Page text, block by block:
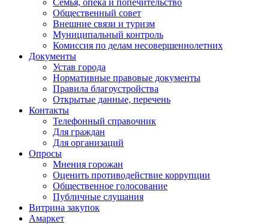
Семья, опека и попечительство
Общественный совет
Внешние связи и туризм
Муниципальный контроль
Комиссия по делам несовершеннолетних
Документы
Устав города
Нормативные правовые документы
Правила благоустройства
Открытые данные, перечень
Контакты
Телефонный справочник
Для граждан
Для организаций
Опросы
Мнения горожан
Оценить противодействие коррупции
Общественное голосование
Публичные слушания
Витрина закупок
Амаркет